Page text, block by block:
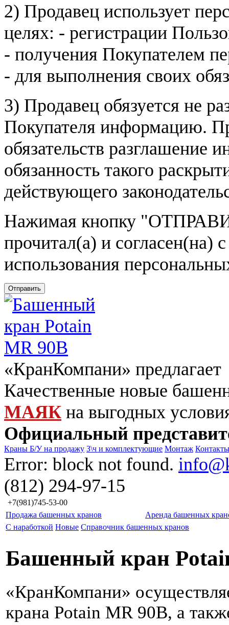
2) Продавец использует
целях: - регистрации
- получения Покупателем
- для выполнения своих
3) Продавец обязуется не
Покупателя информацию.
обязательств разглашение
обязанность такого
действующего
Нажимая кнопку
прочитал(а) и согласен(на)
использования
Отправить
«КранКомпани» предлагает
Качественные новые
МАЯК на выгодных
Официальный
Краны Б/У на продажу З\ч и комплектующие Монтаж Контакты
Error: block not found.
(812) 294-97-15
+7(981)745-53-00
Продажа башенных кранов
Аренда башенных
С наработкой Новые Справочник башенных кранов
Башенный кран
«КранКомпани»
крана Potain MR 90B, а